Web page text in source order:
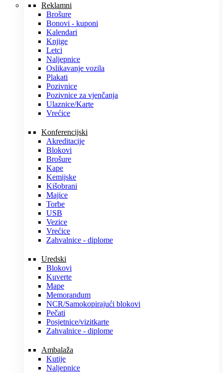
Reklamni
Brošure
Bonovi - kuponi
Kalendari
Knjige
Letci
Naljepnice
Oslikavanje vozila
Plakati
Pozivnice
Pozivnice za vjenčanja
Ulaznice/Karte
Vrećice
Konferencijski
Akreditacije
Blokovi
Brošure
Kape
Kemijske
Kišobrani
Majice
Torbe
USB
Vezice
Vrećice
Zahvalnice - diplome
Uredski
Blokovi
Kuverte
Mape
Memorandum
NCR/Samokopirajući blokovi
Pečati
Posjetnice/vizitkarte
Zahvalnice - diplome
Ambalaža
Kutije
Naljepnice